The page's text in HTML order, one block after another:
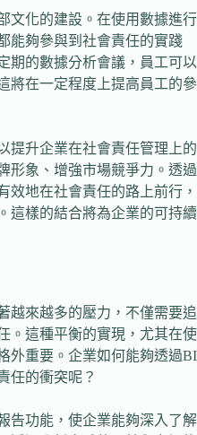
文化的建設。在使用數據進行
能夠參與到社會責任的實踐
期的數據分析會議，員工可以
將在一定程度上提高員工的參
提升企業在社會責任管理上的
形象、增強市場競爭力。透過
效地在社會責任的路上前行，
這樣的結合將為企業的可持續
越來越多的壓力，不僅需要追
。這種平衡的實現，尤其在使
外重要。企業如何能夠透過BI
任的衝突呢？
告功能，使企業能夠深入了解